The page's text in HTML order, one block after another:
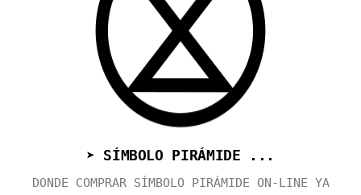
➤ SÍMBOLO PIRÁMIDE ...
DONDE COMPRAR SÍMBOLO PIRÁMIDE ON-LINE YA